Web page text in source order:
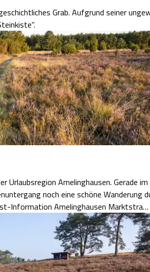
Grab. Aufgrund seiner
Urlaubsregion Amelinghausen. Gerade
noch eine schöne Wanderung
unternehmen. Weitere Informationen: Tourist-Information Amelinghausen Marktstra…